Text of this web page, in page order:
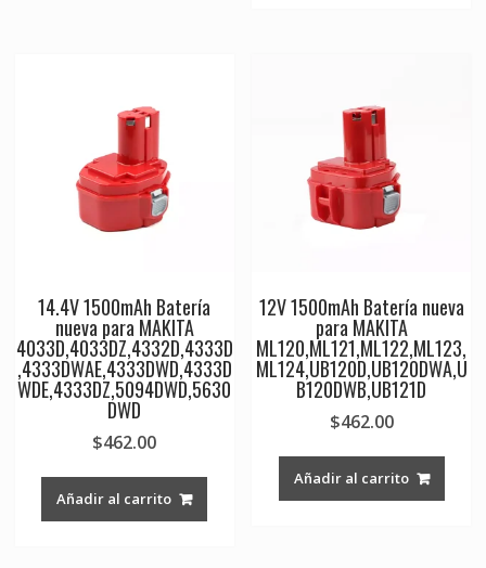
14.4V 1500mAh Batería
nueva para MAKITA
4033D,4033DZ,4332D,4333D
,4333DWAE,4333DWD,4333D
WDE,4333DZ,5094DWD,5630
DWD
$462.00
Añadir al carrito
12V 1500mAh Batería nueva
para MAKITA
ML120,ML121,ML122,ML123,
ML124,UB120D,UB120DWA,U
B120DWB,UB121D
$462.00
Añadir al carrito